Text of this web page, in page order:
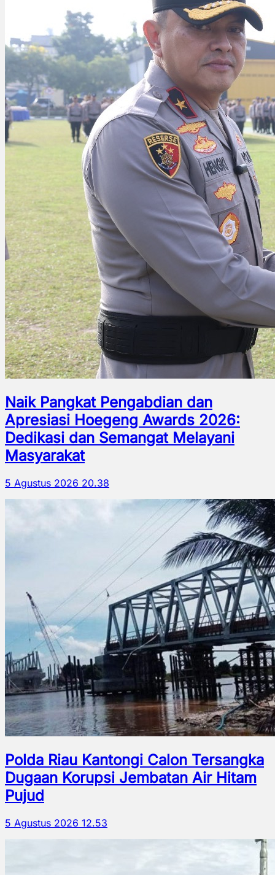
Naik Pangkat Pengabdian dan
Apresiasi Hoegeng Awards 2026:
Dedikasi dan Semangat Melayani
Masyarakat
5 Agustus 2026 20.38
Polda Riau Kantongi Calon Tersangka
Dugaan Korupsi Jembatan Air Hitam
Pujud
5 Agustus 2026 12.53